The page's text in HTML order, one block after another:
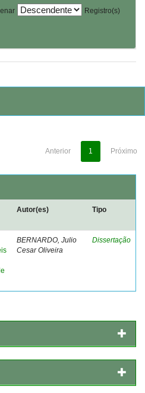
Registro(s)
Anterior 1 Próximo
Autor(es) Tipo
BERNARDO, Julio
Cesar Oliveira
Dissertação